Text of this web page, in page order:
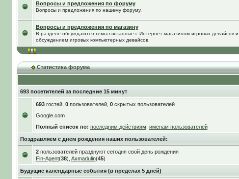
Вопросы и предложения по форуму
Вопросы и предложения по нашему форуму.
Вопросы и предложения по магазину
В разделе обсуждаются темы связанные с Интернет-магазином игровых
обсуждением игровых компьютерных девайсов.
Статистика форума
693 посетителей за последние 15 минут
693гостей, 0пользователей, 0скрытых пользователей
Google.com
Полный список по: последним действиям именам пользователей
Поздравляем с днем рождения наших пользователей:
2пользователей празднуют сегодня свой день рождения
Fin-Agent(38), Axmadulin(45)
Будущие календарные события (в пределах 5 дней)